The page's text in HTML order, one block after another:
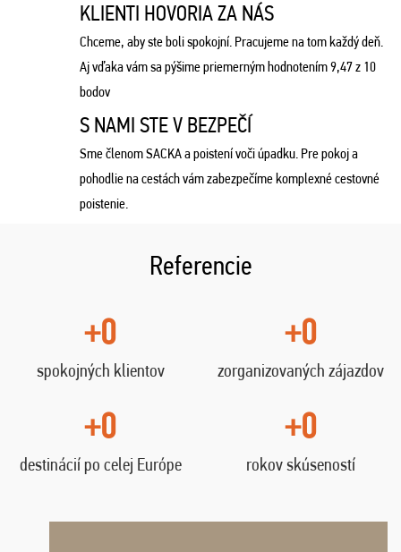
KLIENTI HOVORIA ZA NÁS
Chceme, aby ste boli spokojní. Pracujeme na tom každý deň.
Aj vďaka vám sa pýšime priemerným hodnotením 9,47 z 10
bodov
S NAMI STE V BEZPEČÍ
Sme členom SACKA a poistení voči úpadku. Pre pokoj a
pohodlie na cestách vám zabezpečíme komplexné cestovné
poistenie.
Referencie
+0
spokojných klientov
+0
zorganizovaných zájazdov
+0
destinácií po celej Európe
+0
rokov skúseností